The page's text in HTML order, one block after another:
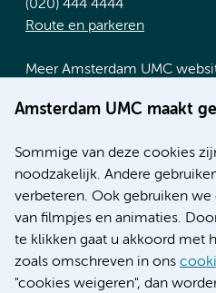
Amsterdam UMC maakt
Sommige van deze cookies
noodzakelijk. Andere
verbeteren. Ook gebruiken
van filmpjes en animaties.
te klikken gaat u akkoord met
zoals omschreven in ons
"cookies weigeren", dan
(020) 444 4444
Route en parkeren
Meer Amsterdam UMC
Werken bij Amsterdam UMC
Nieuws
Research
Educatie locatie AMC
Educatie locatie VUmc